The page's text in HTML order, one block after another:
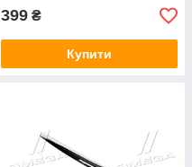
399 ₴
Купити